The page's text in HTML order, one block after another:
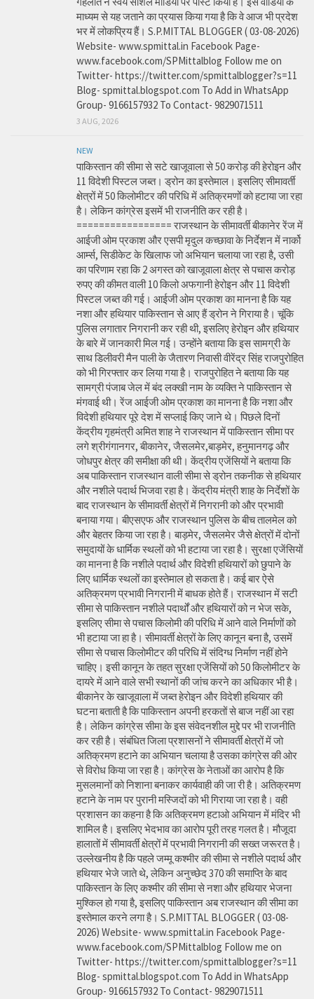
माध्यम से यह जताने का प्रयास किया गया है कि वे आज भी प्रदेश
भर में लोकप्रिय हैं। S.P.MITTAL BLOGGER ( 03-08-2026)
Website- www.spmittal.in Facebook Page-
www.facebook.com/SPMittalblog Follow me on
Twitter- https://twitter.com/spmittalblogger?s=11
Blog- spmittal.blogspot.com To Add in WhatsApp
Group- 9166157932 To Contact- 9829071511
3 AUG, 2026
NEW
पाकिस्तान की सीमा से सटे खाजूवाला से 50 करोड़ की हेरोइन और
11 विदेशी पिस्टल जब्त। ड्रोन का इस्तेमाल। इसलिए सीमावर्ती
क्षेत्रों में 50 किलोमीटर की परिधि में अतिक्रमणों को हटाया जा रहा
है। लेकिन कांग्रेस इसमें भी राजनीति कर रही है।
================= राजस्थान के सीमावर्ती बीकानेर रेंज में
आईजी ओम प्रकाश और एसपी मृदुल कच्छावा के निर्देशन में नार्को
आर्म्स, सिडीकेट के खिलाफ जो अभियान चलाया जा रहा है, उसी
का परिणाम रहा कि 2 अगस्त को खाजूवाला क्षेत्र से पचास करोड़
रुपए की कीमत वाली 10 किलो अफगानी हेरोइन और 11 विदेशी
पिस्टल जब्त की गई। आईजी ओम प्रकाश का मानना है कि यह
नशा और हथियार पाकिस्तान से आए हैं ड्रोन ने गिराया है। चूंकि
पुलिस लगातार निगरानी कर रही थी, इसलिए हेरोइन और हथियार
के बारे में जानकारी मिल गई। उन्होंने बताया कि इस सामग्री के
साथ डिलीवरी मैन पाली के जैतारण निवासी वीरेंद्र सिंह राजपुरोहित
को भी गिरफ्तार कर लिया गया है। राजपुरोहित ने बताया कि यह
सामग्री पंजाब जेल में बंद लक्खी नाम के व्यक्ति ने पाकिस्तान से
मंगवाई थी। रेंज आईजी ओम प्रकाश का मानना है कि नशा और
विदेशी हथियार पूरे देश में सप्लाई किए जाने थे। पिछले दिनों
केंद्रीय गृहमंत्री अमित शाह ने राजस्थान में पाकिस्तान सीमा पर
लगे श्रीगंगानगर, बीकानेर, जैसलमेर,बाड़मेर, हनुमानगढ़ और
जोधपुर क्षेत्र की समीक्षा की थी। केंद्रीय एजेंसियों ने बताया कि
अब पाकिस्तान राजस्थान वाली सीमा से ड्रोन तकनीक से हथियार
और नशीले पदार्थ भिजवा रहा है। केंद्रीय मंत्री शाह के निर्देशों के
बाद राजस्थान के सीमावर्ती क्षेत्रों में निगरानी को और प्रभावी
बनाया गया। बीएसएफ और राजस्थान पुलिस के बीच तालमेल को
और बेहतर किया जा रहा है। बाड़मेर, जैसलमेर जैसे क्षेत्रों में दोनों
समुदायों के धार्मिक स्थलों को भी हटाया जा रहा है। सुरक्षा एजेंसियों
का मानना है कि नशीले पदार्थ और विदेशी हथियारों को छुपाने के
लिए धार्मिक स्थलों का इस्तेमाल हो सकता है। कई बार ऐसे
अतिक्रमण प्रभावी निगरानी में बाधक होते हैं। राजस्थान में सटी
सीमा से पाकिस्तान नशीले पदार्थों और हथियारों को न भेज सके,
इसलिए सीमा से पचास किलोमी की परिधि में आने वाले निर्माणों को
भी हटाया जा हा है। सीमावर्ती क्षेत्रों के लिए कानून बना है, उसमें
सीमा से पचास किलोमीटर की परिधि में संदिग्ध निर्माण नहीं होने
चाहिए। इसी कानून के तहत सुरक्षा एजेंसियों को 50 किलोमीटर के
दायरे में आने वाले सभी स्थानों की जांच करने का अधिकार भी है।
बीकानेर के खाजूवाला में जब्त हेरोइन और विदेशी हथियार की
घटना बताती है कि पाकिस्तान अपनी हरकतों से बाज नहीं आ रहा
है। लेकिन कांग्रेस सीमा के इस संवेदनशील मुद्दे पर भी राजनीति
कर रही है। संबंधित जिला प्रशासनों ने सीमावर्ती क्षेत्रों में जो
अतिक्रमण हटाने का अभियान चलाया है उसका कांग्रेस की ओर
से विरोध किया जा रहा है। कांग्रेस के नेताओं का आरोप है कि
मुसलमानों को निशाना बनाकर कार्यवाही की जा री है। अतिक्रमण
हटाने के नाम पर पुरानी मस्जिदों को भी गिराया जा रहा है। वही
प्रशासन का कहना है कि अतिक्रमण हटाओ अभियान में मंदिर भी
शामिल है। इसलिए भेदभाव का आरोप पूरी तरह गलत है। मौजूदा
हालातों में सीमावर्ती क्षेत्रों में प्रभावी निगरानी की सख्त जरूरत है।
उल्लेखनीय है कि पहले जम्मू कश्मीर की सीमा से नशीले पदार्थ और
हथियार भेजे जाते थे, लेकिन अनुच्छेद 370 की समाप्ति के बाद
पाकिस्तान के लिए कश्मीर की सीमा से नशा और हथियार भेजना
मुश्किल हो गया है, इसलिए पाकिस्तान अब राजस्थान की सीमा का
इस्तेमाल करने लगा है। S.P.MITTAL BLOGGER ( 03-08-
2026) Website- www.spmittal.in Facebook Page-
www.facebook.com/SPMittalblog Follow me on
Twitter- https://twitter.com/spmittalblogger?s=11
Blog- spmittal.blogspot.com To Add in WhatsApp
Group- 9166157932 To Contact- 9829071511